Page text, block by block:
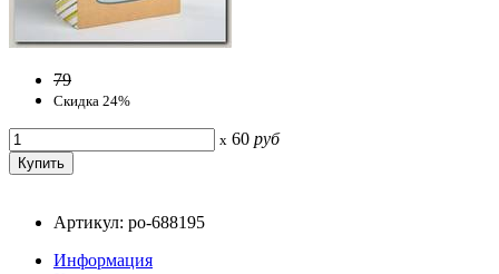
79
Скидка 24%
x 60 руб
Артикул: po-688195
Информация